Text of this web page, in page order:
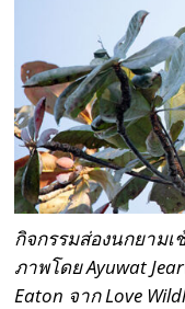
กิจกรรมส่องนกยามเ
ภาพโดย Ayuwat
Eaton จาก Love